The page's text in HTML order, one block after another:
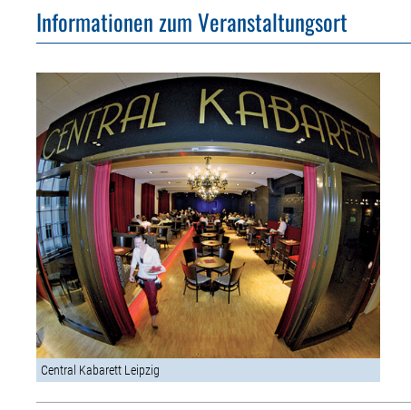
Informationen zum Veranstaltungsort
Central Kabarett Leipzig